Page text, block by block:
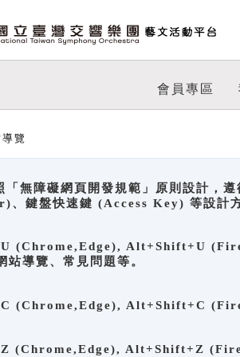
會員專區
覽
「無障礙網頁開發規範」原則設計，
鍵盤快速鍵 (Access Key) 等設計
(Chrome,Edge), Alt+Shift+U
站導覽、常見問題等。
(Chrome,Edge), Alt+Shift+C
(Chrome,Edge), Alt+Shift+Z